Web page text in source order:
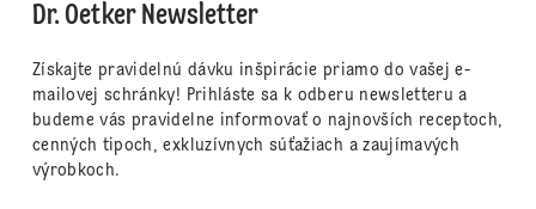
Dr. Oetker Newsletter
Získajte pravidelnú dávku inšpirácie priamo do vašej e-
mailovej schránky! Prihláste sa k odberu newsletteru a
budeme vás pravidelne informovať o najnovších receptoch,
cenných tipoch, exkluzívnych súťažiach a zaujímavých
výrobkoch.